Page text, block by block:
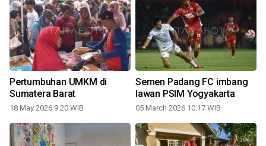
Pertumbuhan UMKM di
Sumatera Barat
18 May 2026 9:20 WIB
Semen Padang FC imbang
lawan PSIM Yogyakarta
05 March 2026 10:17 WIB